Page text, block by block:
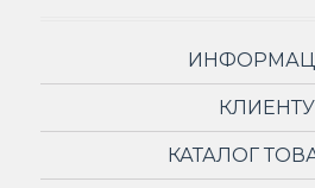
КЛИЕНТУ
КАТАЛОГ